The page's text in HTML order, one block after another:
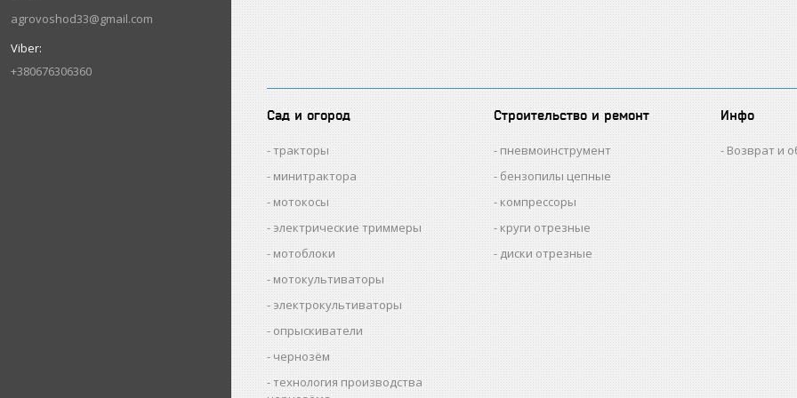
agrovoshod33@gmail.com
+380676306360
Сад и огород
тракторы
минитрактора
мотокосы
электрические триммеры
мотоблоки
мотокультиваторы
электрокультиваторы
опрыскиватели
чернозём
технология производства
Строительство и ремонт
пневмоинструмент
бензопилы цепные
компрессоры
круги отрезные
диски отрезные
Инфо
Возврат и